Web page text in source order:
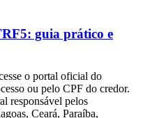
guia prático e
o portal oficial do
ou pelo CPF do credor.
responsável pelos
Ceará, Paraíba,